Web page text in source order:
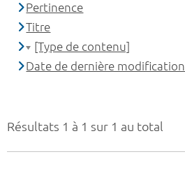
Résultats 1 à 1 sur 1 au total
Pertinence
Titre
[Type de contenu]
Date de dernière modification